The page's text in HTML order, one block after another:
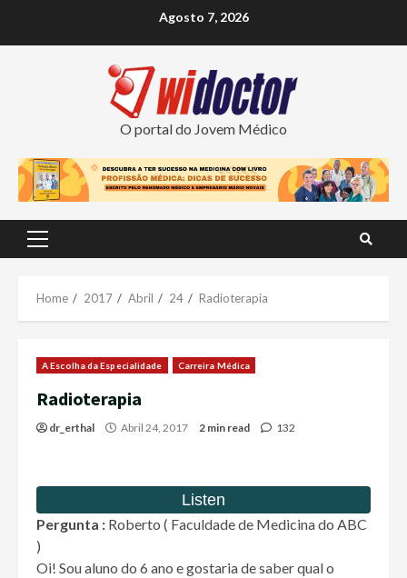
Agosto 7, 2026
O portal do Jovem Médico
Primary
Home 2017 Abril 24 Radioterapia
A Escolha da Especialidade Carreira Médica
Radioterapia
dr_erthal Abril 24, 2017 2 min read 132
Pergunta : Roberto ( Faculdade de Medicina do ABC
)
Oi! Sou aluno do 6 ano e gostaria de saber qual o